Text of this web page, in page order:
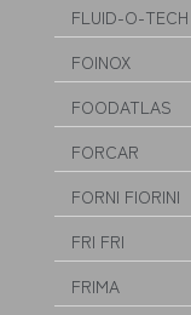
FLUID-O-TECH
FOINOX
FOODATLAS
FORCAR
FORNI FIORINI
FRI FRI
FRIMA